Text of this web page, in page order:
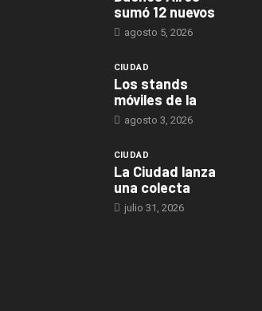
sumó 12 nuevos
agosto 5, 2026
CIUDAD
Los stands
móviles de la
agosto 3, 2026
CIUDAD
La Ciudad lanza
una colecta
julio 31, 2026